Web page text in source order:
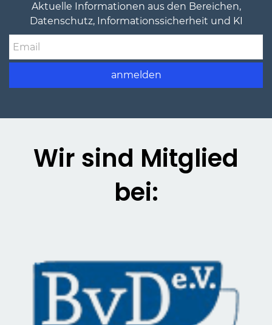
Aktuelle Informationen aus den Bereichen,
Datenschutz, Informationssicherheit und KI
anmelden
Wir sind Mitglied
bei: